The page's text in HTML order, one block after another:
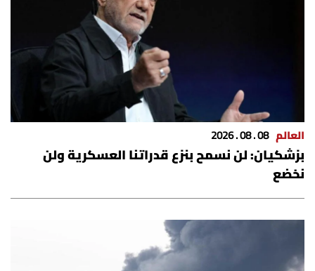
Digital solutions by
العالم 08 . 08 . 2026
بزشكيان: لن نسمح بنزع قدراتنا العسكرية ولن
نخضع